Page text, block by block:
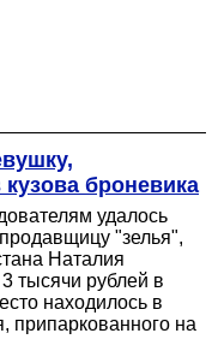
броневика
удалось
"зелья",
Наталия
тысячи рублей в
находилось в
припаркованного на